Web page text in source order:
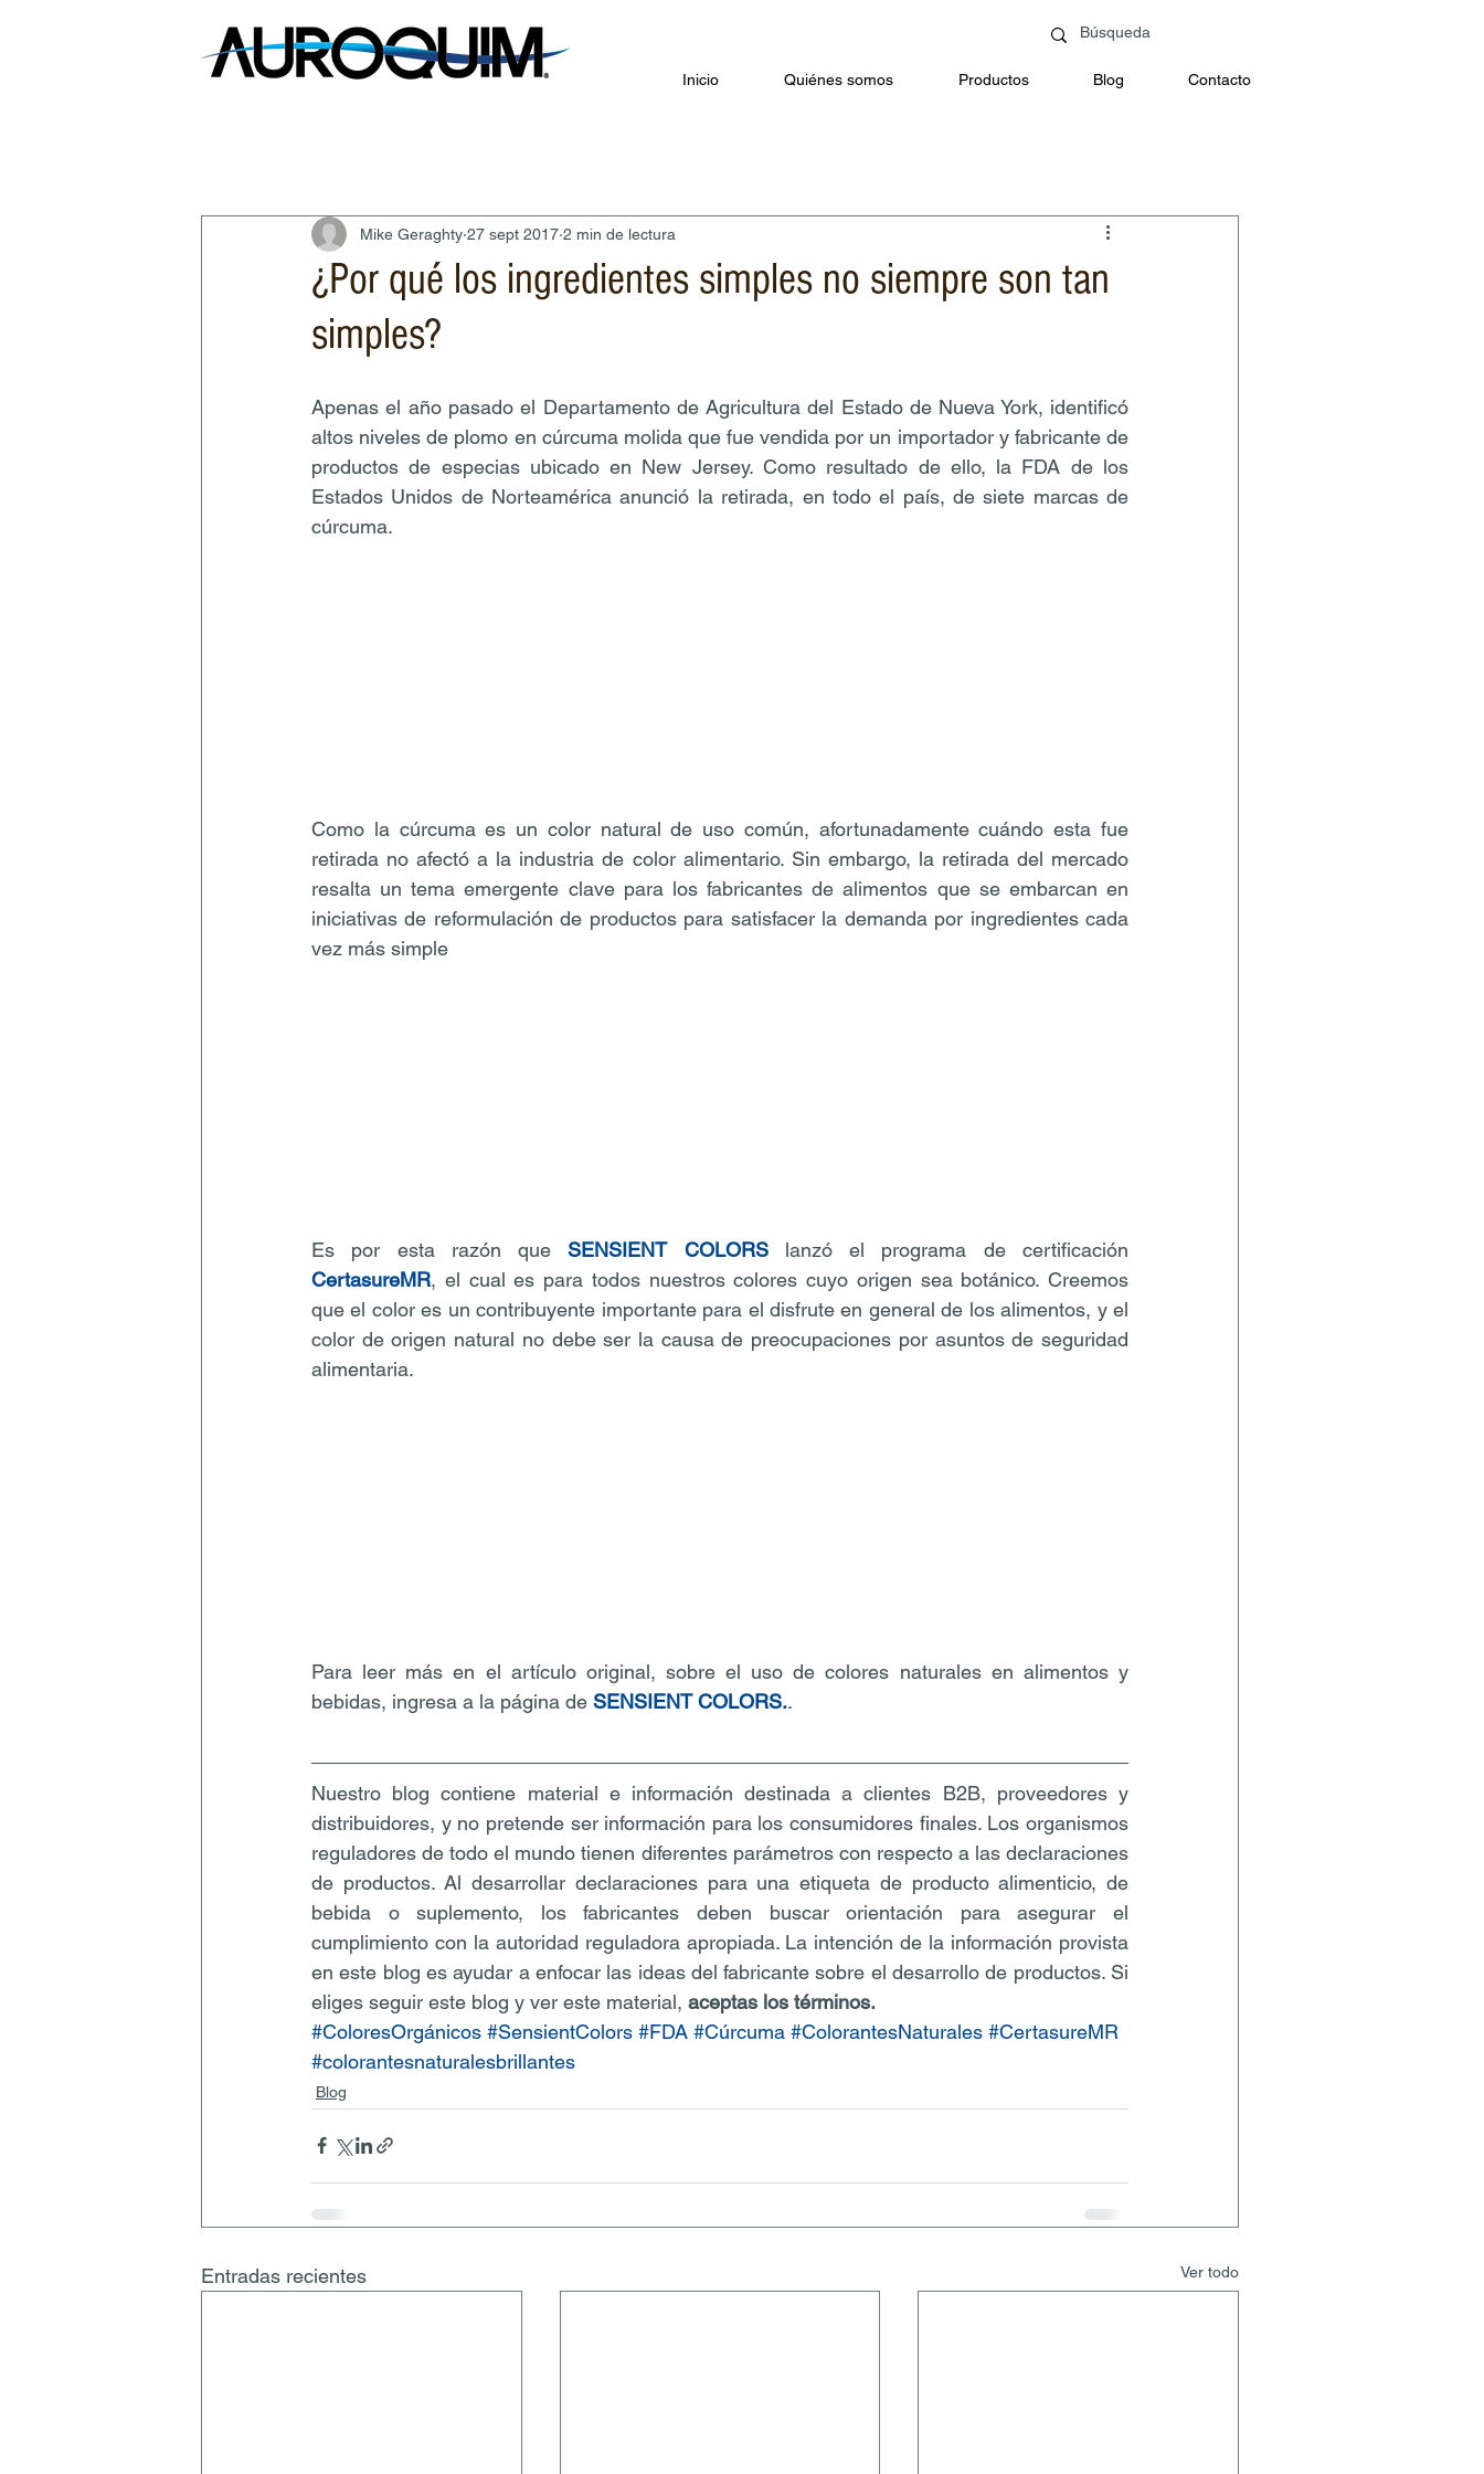
Inicio Quiénes somos Productos Blog Contacto
¿Por qué los ingredientes simples no siempre son tan
simples?
Mike Geraghty 27 sept 2017 2 min de lectura
Apenas el año pasado el Departamento de Agricultura del Estado de Nueva York, identificó
altos niveles de plomo en cúrcuma molida que fue vendida por un importador y fabricante de
productos de especias ubicado en New Jersey. Como resultado de ello, la FDA de los
Estados Unidos de Norteamérica anunció la retirada, en todo el país, de siete marcas de
cúrcuma.
Como la cúrcuma es un color natural de uso común, afortunadamente cuándo esta fue
retirada no afectó a la industria de color alimentario. Sin embargo, la retirada del mercado
resalta un tema emergente clave para los fabricantes de alimentos que se embarcan en
iniciativas de reformulación de productos para satisfacer la demanda por ingredientes cada
vez más simple
Es por esta razón que SENSIENT COLORS
CertasureMR, el cual es para todos nuestros colores cuyo origen sea botánico. Creemos
que el color es un contribuyente importante para el disfrute en general de los alimentos, y el
color de origen natural no debe ser la causa de preocupaciones por asuntos de seguridad
alimentaria.
Para leer más en el artículo original, sobre el uso de colores naturales en alimentos y
bebidas, ingresa a la página de SENSIENT COLORS..
Nuestro blog contiene material e información destinada a clientes B2B, proveedores y
distribuidores, y no pretende ser información para los consumidores finales. Los organismos
reguladores de todo el mundo tienen diferentes parámetros con respecto a las declaraciones
de productos. Al desarrollar declaraciones para una etiqueta de producto alimenticio, de
bebida o suplemento, los fabricantes deben buscar orientación para asegurar el
cumplimiento con la autoridad reguladora apropiada. La intención de la información provista
en este blog es ayudar a enfocar las ideas del fabricante sobre el desarrollo de productos. Si
eliges seguir este blog y ver este material, aceptas los términos.
#ColoresOrgánicos #SensientColors #FDA #Cúrcuma #ColorantesNaturales #CertasureMR
#colorantesnaturalesbrillantes
Blog
Entradas recientes Ver todo